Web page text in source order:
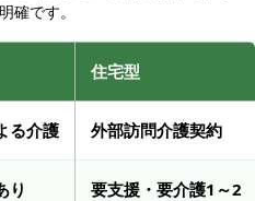
確です。
住宅型
る介護 外部訪問介護契約
り 要支援・要介護1～2